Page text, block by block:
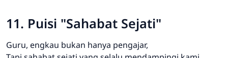
11. Puisi "Sahabat Sejati"
Guru, engkau bukan hanya pengajar,